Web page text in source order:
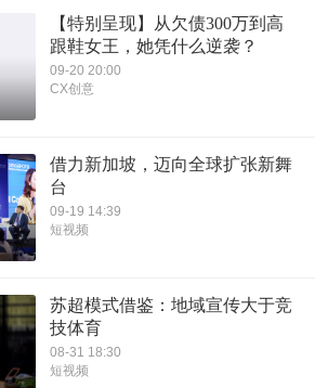
【特别呈现】从欠债300万到高
跟鞋女王，她凭什么逆袭？
09-20 20:00
CX创意
借力新加坡，迈向全球扩张新舞
台
09-19 14:39
短视频
苏超模式借鉴：地域宣传大于竞
技体育
08-31 18:30
短视频